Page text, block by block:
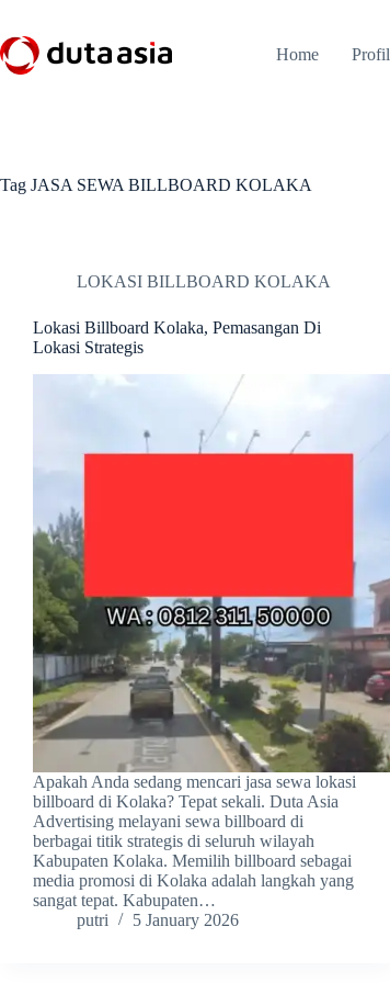
content
Home Profil
Tag JASA SEWA BILLBOARD KOLAKA
LOKASI BILLBOARD KOLAKA
Lokasi Billboard Kolaka, Pemasangan Di
Lokasi Strategis
Apakah Anda sedang mencari jasa sewa lokasi
billboard di Kolaka? Tepat sekali. Duta Asia
Advertising melayani sewa billboard di
berbagai titik strategis di seluruh wilayah
Kabupaten Kolaka. Memilih billboard sebagai
media promosi di Kolaka adalah langkah yang
sangat tepat. Kabupaten…
putri
5 January 2026